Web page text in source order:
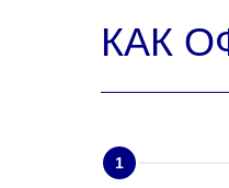
КАК
1